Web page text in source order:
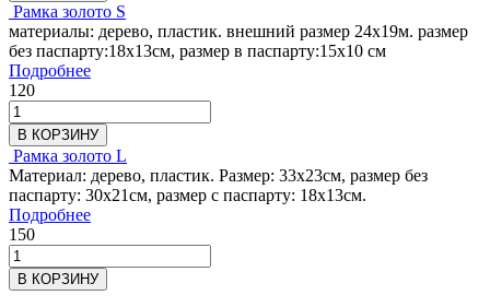
Рамка золото S
материалы: дерево, пластик. внешний размер 24х19м. размер
без паспарту:18х13см, размер в паспарту:15х10 см
Подробнее
120
В КОРЗИНУ
Рамка золото L
Материал: дерево, пластик. Размер: 33х23см, размер без
паспарту: 30х21см, размер с паспарту: 18х13см.
Подробнее
150
В КОРЗИНУ